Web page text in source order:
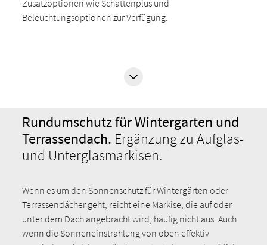
Zusatzoptionen wie Schattenplus und
Beleuchtungsoptionen zur Verfügung.
Rundumschutz für Wintergarten und
Terrassendach. Ergänzung zu Aufglas-
und Unterglasmarkisen.
Wenn es um den Sonnenschutz für Wintergärten oder
Terrassendächer geht, reicht eine Markise, die auf oder
unter dem Dach angebracht wird, häufig nicht aus. Auch
wenn die Sonneneinstrahlung von oben effektiv